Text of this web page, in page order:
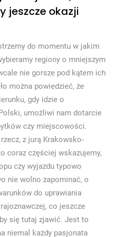
jeszcze okazji
do momentu w jakim
regiony o mniejszym
nie gorsze pod kątem ich
można powiedzieć, że
gdy idzie o
umożliwi nam dotarcie
czy miejscowości.
z jurą Krakowsko-
coraz częściej wskazujemy,
czy wyjazdu typowo
nie wolno zapominać, o
do uprawiania
co jeszcze
się tutaj zjawić. Jest to
niemal każdy pasjonata